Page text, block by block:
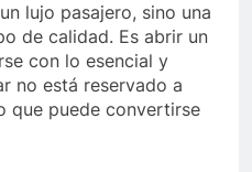
lujo pasajero, sino una
de calidad. Es abrir un
con lo esencial y
no está reservado a
que puede convertirse